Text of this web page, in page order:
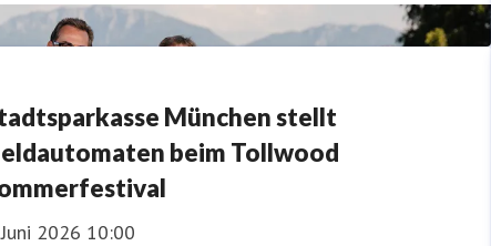
München stellt
beim Tollwood
2026 10:00